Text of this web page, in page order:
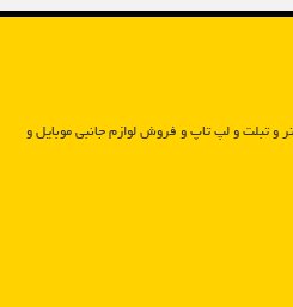
و تبلت و لپ تاپ و فروش لوازم جانبی موبایل و